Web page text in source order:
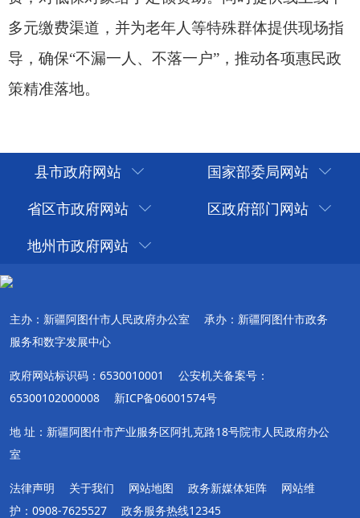
县市政府网站
国家部委局网站
省区市政府网站
区政府部门网站
地州市政府网站
主办：新疆阿图什市人民政府办公室
承办：新疆阿图什市政务
服务和数字发展中心
政府网站标识码：6530010001
公安机关备案号：
65300102000008
新ICP备06001574号
地 址：新疆阿图什市产业服务区阿扎克路18号院市人民政府办公
室
法律声明 关于我们 网站地图 政务新媒体矩阵
网站维
护：0908-7625527
政务服务热线12345